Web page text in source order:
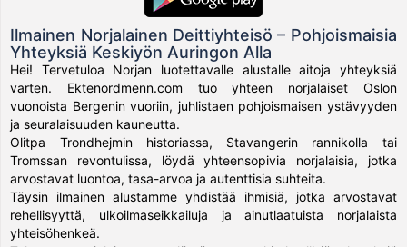
Ilmainen Norjalainen Deittiyhteisö – Pohjoismaisia
Yhteyksiä Keskiyön Auringon Alla
Hei! Tervetuloa Norjan luotettavalle alustalle aitoja yhteyksiä
varten. Ektenordmenn.com tuo yhteen norjalaiset Oslon
vuonoista Bergenin vuoriin, juhlistaen pohjoismaisen ystävyyden
ja seuralaisuuden kauneutta.
Olitpa Trondhejmin historiassa, Stavangerin rannikolla tai
Tromssan revontulissa, löydä yhteensopivia norjalaisia, jotka
arvostavat luontoa, tasa-arvoa ja autenttisia suhteita.
Täysin ilmainen alustamme yhdistää ihmisiä, jotka arvostavat
rehellisyyttä, ulkoilmaseikkailuja ja ainutlaatuista norjalaista
yhteisöhenkeä.